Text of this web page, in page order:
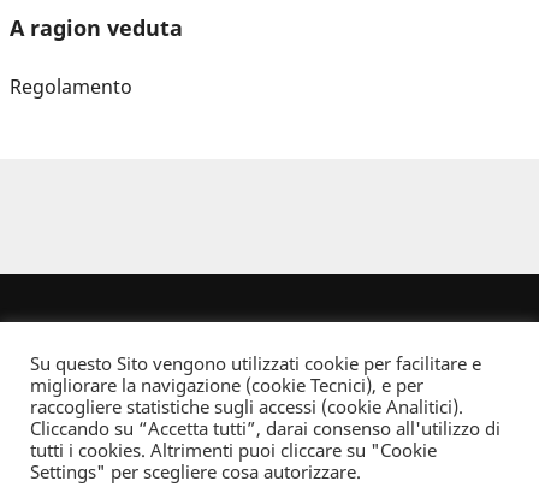
A ragion veduta
Regolamento
Dove non indicato altrimenti quest’opera è distribuita con Licenza
Creative Commons Attribuzione - Non commerciale - Non opere derivate 2.5 Italia
Su questo Sito vengono utilizzati cookie per facilitare e
migliorare la navigazione (cookie Tecnici), e per
raccogliere statistiche sugli accessi (cookie Analitici).
Cliccando su “Accetta tutti”, darai consenso all'utilizzo di
tutti i cookies. Altrimenti puoi cliccare su "Cookie
Settings" per scegliere cosa autorizzare.